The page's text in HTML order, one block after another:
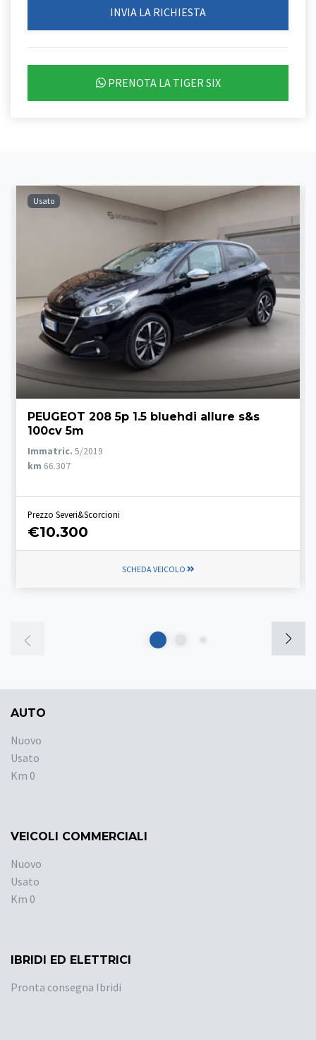
PRENOTA LA TIGER SIX
Usato
PEUGEOT 208 5p 1.5 bluehdi allure s&s
100cv 5m
Immatric. 5/2019
km 66.307
Prezzo Severi&Scorcioni
€10.300
SCHEDA VEICOLO
AUTO
Nuovo
Usato
Km 0
VEICOLI COMMERCIALI
Nuovo
Usato
Km 0
IBRIDI ED ELETTRICI
Pronta consegna Ibridi